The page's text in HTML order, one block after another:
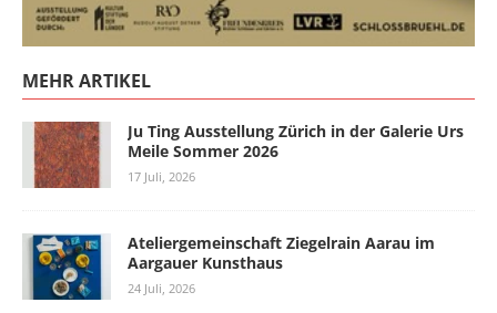
MEHR ARTIKEL
Ju Ting Ausstellung Zürich in der Galerie Urs
Meile Sommer 2026
17 Juli, 2026
Ateliergemeinschaft Ziegelrain Aarau im
Aargauer Kunsthaus
24 Juli, 2026